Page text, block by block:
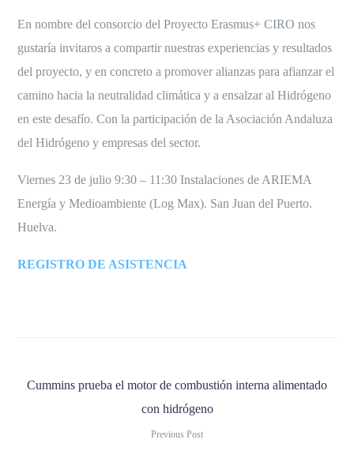
En nombre del consorcio del Proyecto Erasmus+ CIRO nos
gustaría invitaros a compartir nuestras experiencias y resultados
del proyecto, y en concreto a promover alianzas para afianzar el
camino hacia la neutralidad climática y a ensalzar al Hidrógeno
en este desafío. Con la participación de la Asociación Andaluza
del Hidrógeno y empresas del sector.
Viernes 23 de julio 9:30 – 11:30 Instalaciones de ARIEMA
Energía y Medioambiente (Log Max). San Juan del Puerto.
Huelva.
REGISTRO DE ASISTENCIA
Cummins prueba el motor de combustión interna alimentado
con hidrógeno
Previous Post